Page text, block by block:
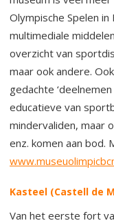
Olympische Spelen
multimediale
overzicht van
maar ook andere.
gedachte
educatieve van
mindervaliden, maar
enz. komen aan bod.
Kasteel (Castell de
Van het eerste fort